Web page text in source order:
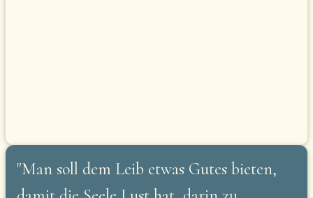
"Man soll dem Leib etwas Gutes bieten,